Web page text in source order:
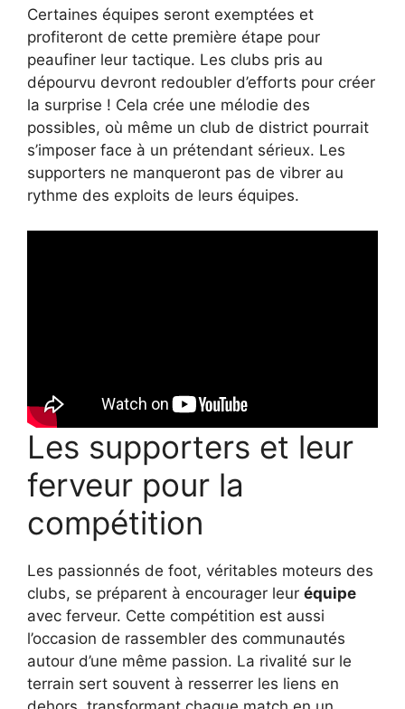
Certaines équipes seront exemptées et
profiteront de cette première étape pour
peaufiner leur tactique. Les clubs pris au
dépourvu devront redoubler d’efforts pour créer
la surprise ! Cela crée une mélodie des
possibles, où même un club de district pourrait
s’imposer face à un prétendant sérieux. Les
supporters ne manqueront pas de vibrer au
rythme des exploits de leurs équipes.
Les supporters et leur
ferveur pour la
compétition
Les passionnés de foot, véritables moteurs des
clubs, se préparent à encourager leur équipe
avec ferveur. Cette compétition est aussi
l’occasion de rassembler des communautés
autour d’une même passion. La rivalité sur le
terrain sert souvent à resserrer les liens en